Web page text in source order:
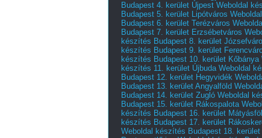
Budapest 4. kerület Újpest Weboldal
Budapest 5. kerület Lipótváros
Budapest 6. kerület Terézváros
Budapest 7. kerület Erzsébetváros
készítés Budapest 8. kerület
készítés Budapest 9. kerület
készítés Budapest 10. kerület Kőbánya
készítés 11. kerület Újbuda Weboldal
Budapest 12. kerület Hegyvidék
Budapest 13. kerület Angyalföld
Budapest 14. kerület Zugló Weboldal
Budapest 15. kerület Rákospalota
készítés Budapest 16. kerület
készítés Budapest 17. kerület
Weboldal készítés Budapest 18. kerület